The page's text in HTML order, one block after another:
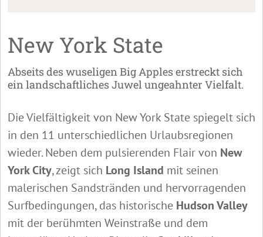
New York State
Abseits des wuseligen Big Apples erstreckt sich
ein landschaftliches Juwel ungeahnter Vielfalt.
Die Vielfältigkeit von New York State spiegelt sich
in den 11 unterschiedlichen Urlaubsregionen
wieder. Neben dem pulsierenden Flair von New
York City, zeigt sich Long Island mit seinen
malerischen Sandstränden und hervorragenden
Surfbedingungen, das historische Hudson Valley
mit der berühmten Weinstraße und dem